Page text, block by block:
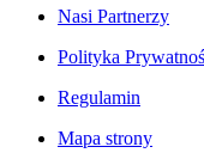
Nasi Partnerzy
Polityka
Regulamin
Mapa strony